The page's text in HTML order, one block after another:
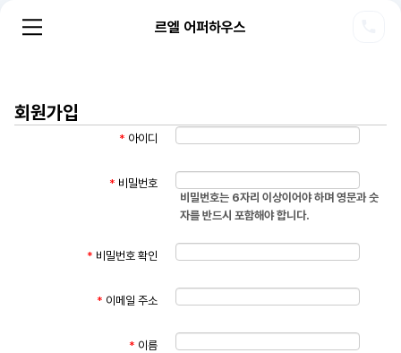
르엘 어퍼하우스
회원가입
* 아이디
* 비밀번호
비밀번호는 6자리 이상이어야 하며 영문과 숫
자를 반드시 포함해야 합니다.
* 비밀번호 확인
* 이메일 주소
* 이름